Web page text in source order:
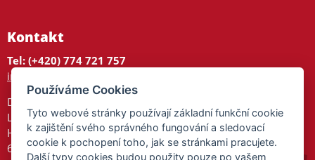
Kontakt
Tel: (+420) 774 721 757
info@tajnedarky.cz
Dárkové centrum
Legionářů 2
Hodonín
695 01
Používáme Cookies
Tyto webové stránky používají základní funkční cookie
k zajištění svého správného fungování a sledovací
cookie k pochopení toho, jak se stránkami pracujete.
Další typy cookies budou použity pouze po vašem